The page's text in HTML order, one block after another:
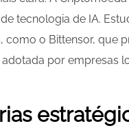
tecnologia de IA.
como o Bittensor, que
por empresas